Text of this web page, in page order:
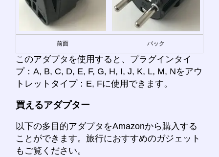
前面 バック
このアダプタを使用すると、プラグインタイ
プ：A, B, C, D, E, F, G, H, I, J, K, L, M, Nをアウ
トレットタイプ：E, Fに使用できます。
買えるアダプター
以下の多目的アダプタをAmazonから購入する
ことができます。旅行におすすめのガジェット
もご覧ください。